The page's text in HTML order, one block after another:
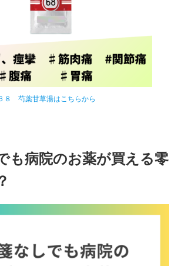
８ 芍薬甘草湯はこちらから
も病院のお薬が買える零